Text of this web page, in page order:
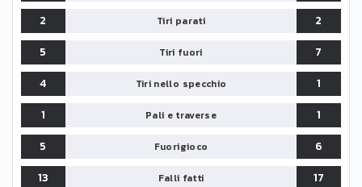
2 Tiri parati
2
5
Tiri fuori
7
4
Tiri nello specchio
1
1
Pali e traverse
1
5
Fuorigioco
6
13
Falli fatti
17